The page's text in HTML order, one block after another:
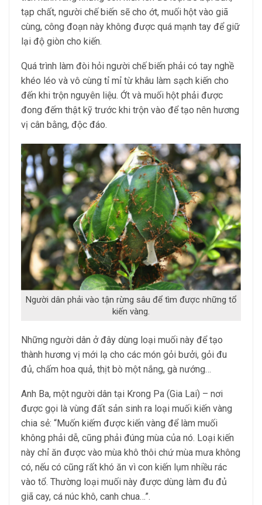
tạp chất, người chế biến sẽ cho ớt, muối hột vào giã
cùng, công đoạn này không được quá mạnh tay để giữ
lại độ giòn cho kiến.
Quá trình làm đòi hỏi người chế biến phải có tay nghề
khéo léo và vô cùng tỉ mỉ từ khâu làm sạch kiến cho
đến khi trộn nguyên liệu. Ớt và muối hột phải được
đong đếm thật kỹ trước khi trộn vào để tạo nên hương
vị cân bằng, độc đáo.
Người dân phải vào tận rừng sâu để tìm được những tổ
kiến vàng.
Những người dân ở đây dùng loại muối này để tạo
thành hương vị mới lạ cho các món gỏi bưởi, gỏi đu
đủ, chấm hoa quả, thịt bò một nắng, gà nướng…
Anh Ba, một người dân tại Krong Pa (Gia Lai) – nơi
được gọi là vùng đất sản sinh ra loại muối kiến vàng
chia sẻ: “Muốn kiếm được kiến vàng để làm muối
không phải dễ, cũng phải đúng mùa của nó. Loại kiến
này chỉ ăn được vào mùa khô thôi chứ mùa mưa không
có, nếu có cũng rất khó ăn vì con kiến lụm nhiều rác
vào tổ. Thường loại muối này được dùng làm đu đủ
giã cay, cá núc khô, canh chua…”.